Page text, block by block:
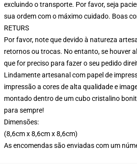
excluindo o transporte. Por favor, seja
sua ordem com o máximo cuidado. Boas
RETURS
Por favor, note que devido à natureza
retornos ou trocas. No entanto, se houver
que for preciso para fazer o seu pedido
Lindamente artesanal com papel de
impressão a cores de alta qualidade e
montado dentro de um cubo cristalino
para sempre!
Dimensões:
(8,6cm x 8,6cm x 8,6cm)
As encomendas são enviadas com um